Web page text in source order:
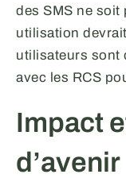
des SMS ne soit
utilisation
utilisateurs sont
avec les RCS
Impact
d’avenir